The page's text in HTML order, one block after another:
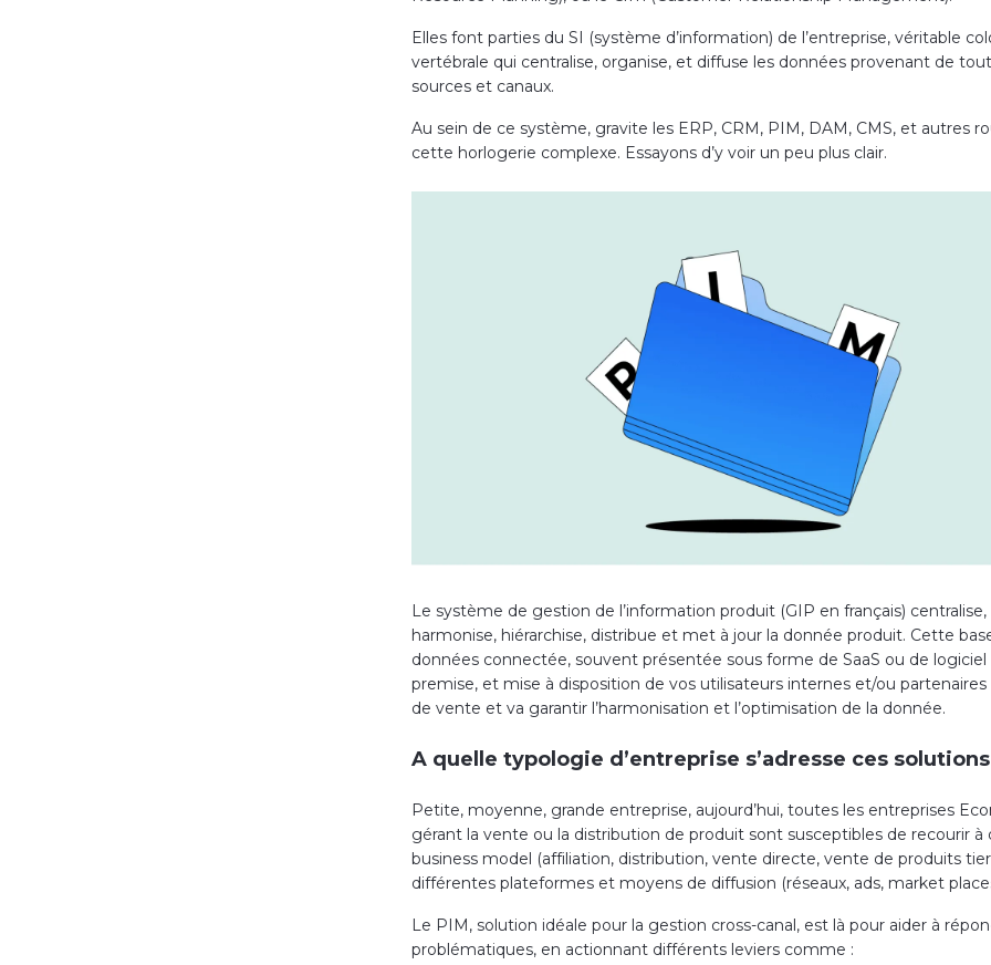
Elles font parties du SI (système d’information) de l’entreprise, véritable
vertébrale qui centralise, organise, et diffuse les données provenant de
sources et canaux.
Au sein de ce système, gravite les ERP, CRM, PIM, DAM, CMS, et autres
cette horlogerie complexe. Essayons d’y voir un peu plus clair.
Le système de gestion de l’information produit (GIP en français) centralise,
harmonise, hiérarchise, distribue et met à jour la donnée produit. Cette
données connectée, souvent présentée sous forme de SaaS ou de logiciel
premise, et mise à disposition de vos utilisateurs internes et/ou partenaires
de vente et va garantir l’harmonisation et l’optimisation de la donnée.
A quelle typologie d’entreprise s’adresse ces
Petite, moyenne, grande entreprise, aujourd’hui, toutes les entreprises
gérant la vente ou la distribution de produit sont susceptibles de recourir à
business model (affiliation, distribution, vente directe, vente de produits
différentes plateformes et moyens de diffusion (réseaux, ads, market
Le PIM, solution idéale pour la gestion cross-canal, est là pour aider à
problématiques, en actionnant différents leviers comme :